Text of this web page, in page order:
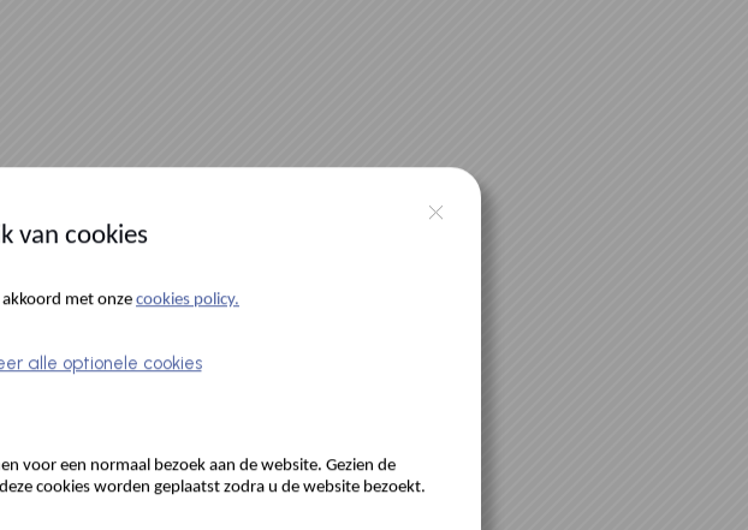
van cookies
met onze cookies policy.
alle optionele cookies
voor een normaal bezoek aan de website. Gezien de
cookies worden geplaatst zodra u de website bezoekt.